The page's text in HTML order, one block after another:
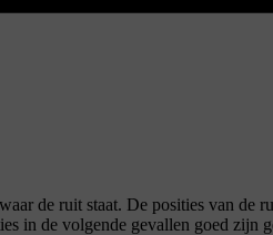
de ruit staat. De posities van de
in de volgende gevallen goed zijn